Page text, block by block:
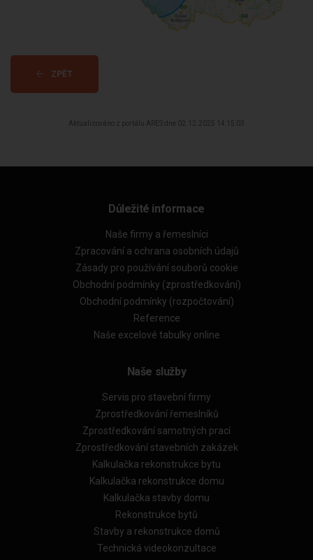
ZPĚT
Aktualizováno z portálu ARES dne 02.12.2025 14:15:03
Důležité informace
Naše firmy a řemeslníci
Zpracování a ochrana osobních údajů
Zásady pro používání souborů cookie
Obchodní podmínky (zprostředkování)
Obchodní podmínky (rozpočtování)
Reference
Naše excelové tabulky online
Naše služby
Servis pro stavební firmy
Zprostředkování řemeslníků
Zprostředkování samotných prací
Zprostředkování stavebních zakázek
Kalkulačka rekonstrukce bytu
Kalkulačka rekonstrukce domu
Kalkulačka stavby domu
Rekonstrukce bytů
Stavby a rekonstrukce domů
Technická videokonzultace